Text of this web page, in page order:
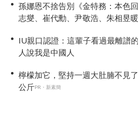
孫娜恩不捨告別《金特務：本色
志燮、崔代勳、尹敬浩、朱相昱
IU親口認證：這輩子看過最離譜
人說我是中國人
檸檬加它，堅持一週大肚腩不見
公斤PR・新素簡